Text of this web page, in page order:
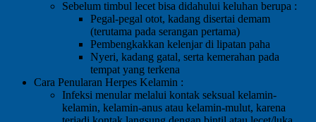
Sebelum timbul lecet bisa didahului keluhan berupa :
Pegal-pegal otot, kadang disertai demam
(terutama pada serangan pertama)
Pembengkakkan kelenjar di lipatan paha
Nyeri, kadang gatal, serta kemerahan pada
tempat yang terkena
Cara Penularan Herpes Kelamin :
Infeksi menular melalui kontak seksual kelamin-
kelamin, kelamin-anus atau kelamin-mulut, karena